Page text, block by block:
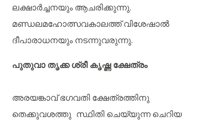
ലക്ഷാർച്ചനയും ആചരിക്കുന്നു.
മണ്ഡലമഹോത്സവകാലത്ത് വിശേഷാൽ
ദീപാരാധനയും നടന്നുവരുന്നു.
പുതുവാ തൃക്ക ശ്രീ കൃഷ്ണ ക്ഷേത്രം
അരയങ്കാവ് ഭഗവതി ക്ഷേത്രത്തിനു
തെക്കുവശത്തു സ്ഥിതി ചെയ്യുന്ന ചെറിയ